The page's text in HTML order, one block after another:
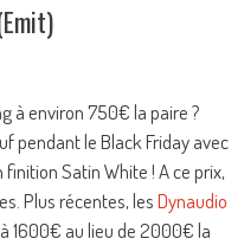
à environ 750€ la paire ?
pendant le Black Friday avec
finition Satin White ! A ce prix,
Plus récentes, lesDynaudio
1600€ au lieu de 2000€ la